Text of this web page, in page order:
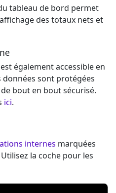
tableau de bord permet
des totaux nets et
également accessible en
données sont protégées
bout en bout sécurisé.
ici.
internes marquées
la coche pour les